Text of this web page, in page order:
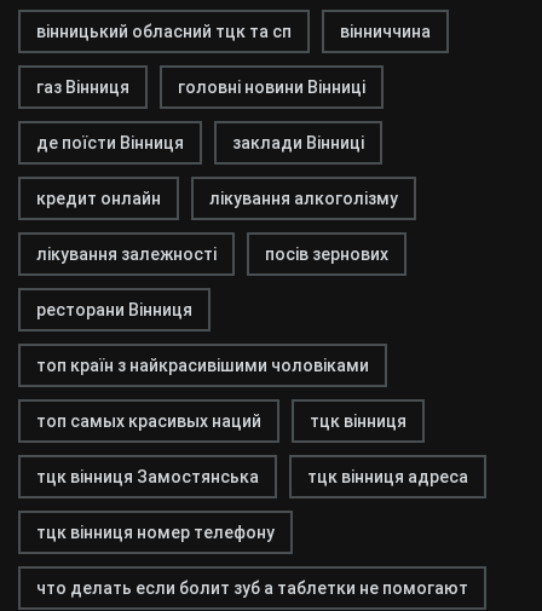
вінницький обласний тцк та сп вінниччина
газ Вінниця головні новини Вінниці
де поїсти Вінниця заклади Вінниці
кредит онлайн лікування алкоголізму
лікування залежності посів зернових
ресторани Вінниця
топ країн з найкрасивішими чоловіками
топ самых красивых наций тцк вінниця
тцк вінниця Замостянська тцк вінниця адреса
тцк вінниця номер телефону
что делать если болит зуб а таблетки не помогают